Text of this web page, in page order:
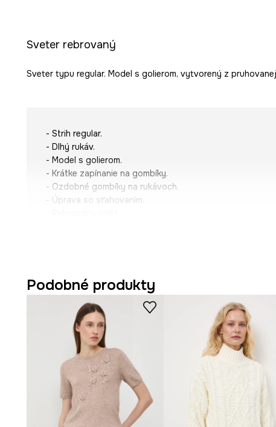
Sveter rebrovaný
Sveter typu regular. Model s golierom, vytvorený z
- Strih regular.
- Dlhý rukáv.
- Model s golierom.
- Krátke zapínanie na gombíky.
- Ozdobné gombíky na rukávoch.
- Úprava so sťahovaním.
Podobné produkty